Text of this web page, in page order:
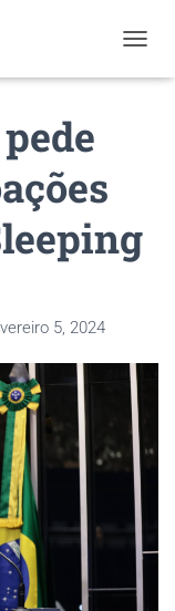
5, 2024